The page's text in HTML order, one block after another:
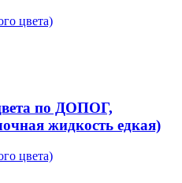
цвета)
по ДОПОГ,
жидкость едкая)
цвета)